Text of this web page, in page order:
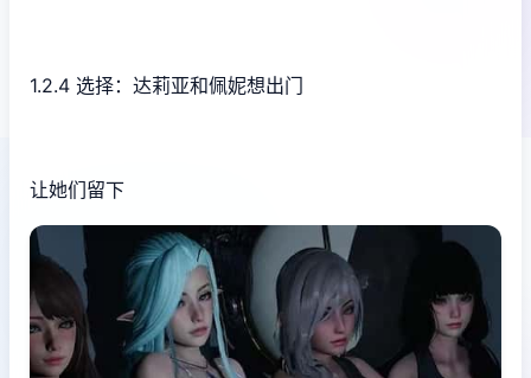
1.2.4 选择：达莉亚和佩妮想出门
让她们留下